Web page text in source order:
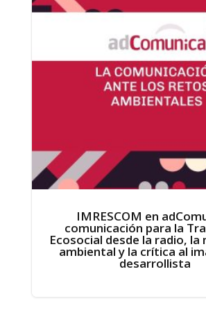
IMRESCOM en
comunicación para la
Ecosocial desde la radio, la
ambiental y la crítica al
desarrollista